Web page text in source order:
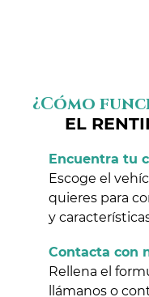
¿Cómo
EL
Encuentra tu
Escoge el
quieres para
y
Contacta con
Rellena el
llámanos o